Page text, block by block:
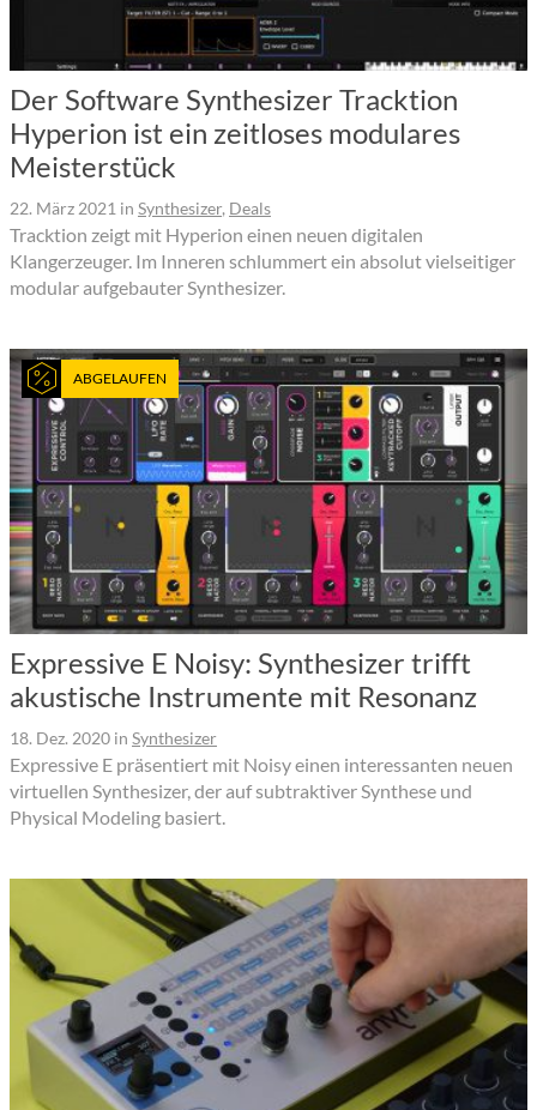
Der Software Synthesizer Tracktion
Hyperion ist ein zeitloses modulares
Meisterstück
22. März 2021 in Synthesizer, Deals
Tracktion zeigt mit Hyperion einen neuen digitalen
Klangerzeuger. Im Inneren schlummert ein absolut vielseitiger
modular aufgebauter Synthesizer.
ABGELAUFEN
Expressive E Noisy: Synthesizer trifft
akustische Instrumente mit Resonanz
18. Dez. 2020 in Synthesizer
Expressive E präsentiert mit Noisy einen interessanten neuen
virtuellen Synthesizer, der auf subtraktiver Synthese und
Physical Modeling basiert.